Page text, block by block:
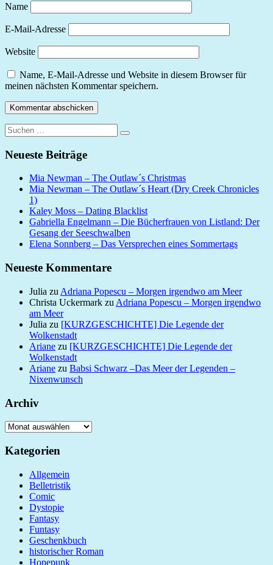
Name
E-Mail-Adresse
Website
Name, E-Mail-Adresse und Website in diesem Browser für
meinen nächsten Kommentar speichern.
Suchen
nach:
Suchen
Neueste Beiträge
Mia Newman – The Outlaw´s Christmas
Mia Newman – The Outlaw´s Heart (Dry Creek Chronicles
1)
Kaley Moss – Dating Blacklist
Gabriella Engelmann – Die Bücherfrauen von Listland: Der
Gesang der Seeschwalben
Elena Sonnberg – Das Versprechen eines Sommertags
Neueste Kommentare
Julia zu Adriana Popescu – Morgen irgendwo am Meer
Christa Uckermark zu Adriana Popescu – Morgen irgendwo
am Meer
Julia zu [KURZGESCHICHTE] Die Legende der
Wolkenstadt
Ariane zu [KURZGESCHICHTE] Die Legende der
Wolkenstadt
Ariane zu Babsi Schwarz –Das Meer der Legenden –
Nixenwunsch
Archiv
Archiv
Kategorien
Allgemein
Belletristik
Comic
Dystopie
Fantasy
Funtasy
Geschenkbuch
historischer Roman
Hopepunk